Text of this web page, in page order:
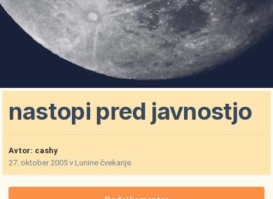
nastopi pred javnostjo
Avtor: cashy
27. oktober 2005 vLunine čvekarije